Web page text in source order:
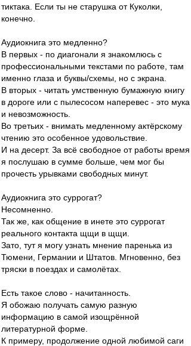
тиктака. Если ты не старушка от Куколки,
конечно.
Аудиокнига это медленно?
В первых - по диагонали я знакомлюсь с
профессиональными текстами по работе, там
именно глаза и буквы/схемы, но с экрана.
В вторых - читать умственную бумажную книгу
в дороге или с пылесосом наперевес - это мука
и невозможность.
Во третьих - внимать медленному актёрскому
чтению это особенное удовольствие.
И на десерт. За всё свободное от работы время
я послушаю в сумме больше, чем мог бы
прочесть урывками свободных минут.
Аудиокнига это суррогат?
Несомненно.
Так же, как общение в инете это суррогат
реального контакта щщи в щщи.
Зато, тут я могу узнать мнение паренька из
Тюмени, Германии и Штатов. Мгновенно, без
тряски в поездах и самолётах.
Есть такое слово - начитанность.
Я обожаю получать самую разную
информацию в самой изощрённой
литературной форме.
К примеру, продолжение одной любимой саги